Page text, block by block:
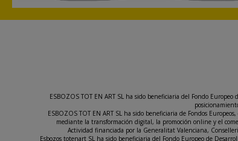
ESBOZOS TOT EN ART SL ha sido beneficiaria del Fondo
ESBOZOS TOT EN ART SL ha sido beneficiaria de Fondos
mediante la transformación digital, la promoción online y el
Actividad financiada por la Generalitat Valenciana,
Esbozos totenart SL ha sido beneficiaria del Fondo Europeo de